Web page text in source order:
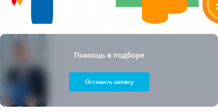
Помощь в подборе
Оставить заявку